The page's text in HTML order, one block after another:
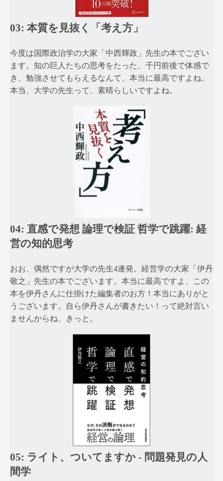
03: 本質を見抜く「考え方」
今度は国際政治学の大家「中西輝政」先生の本でござい
ます。知の巨人たちの思考をたった、千円前後で体感で
き、勉強させてもらえるなんて、本当に最高ですよね。
本当、大学の先生って、素晴らしいですよね。
04: 直感で発想 論理で検証 哲学で跳躍: 経
営の知的思考
おお、偶然ですが大学の先生4連発。経営学の大家「伊丹
敬之」先生の本でございます。本当に最高ですよ、この
本を伊丹さんに仕掛けた編集者のお方！本当にありがと
うございます。自ら伊丹さんが書きたい！って絶対言い
ませんからね、きっと。
05: ライト、ついてますか ‐ 問題発見の人
間学